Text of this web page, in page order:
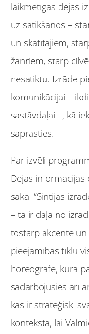
laikmetīgās dejas
uz satikšanos –
un skatītājiem,
žanriem, starp
nesatiktu. Izrāde
komunikācijai –
sastāvdaļai –, kā
saprasties.
Par izvēli
Dejas
saka: “Sintijas
– tā ir daļa no
tostarp akcentē
pieejamības tīklu
horeogrāfe, kura
sadarbojusies arī
kas ir stratēģiski
kontekstā, lai